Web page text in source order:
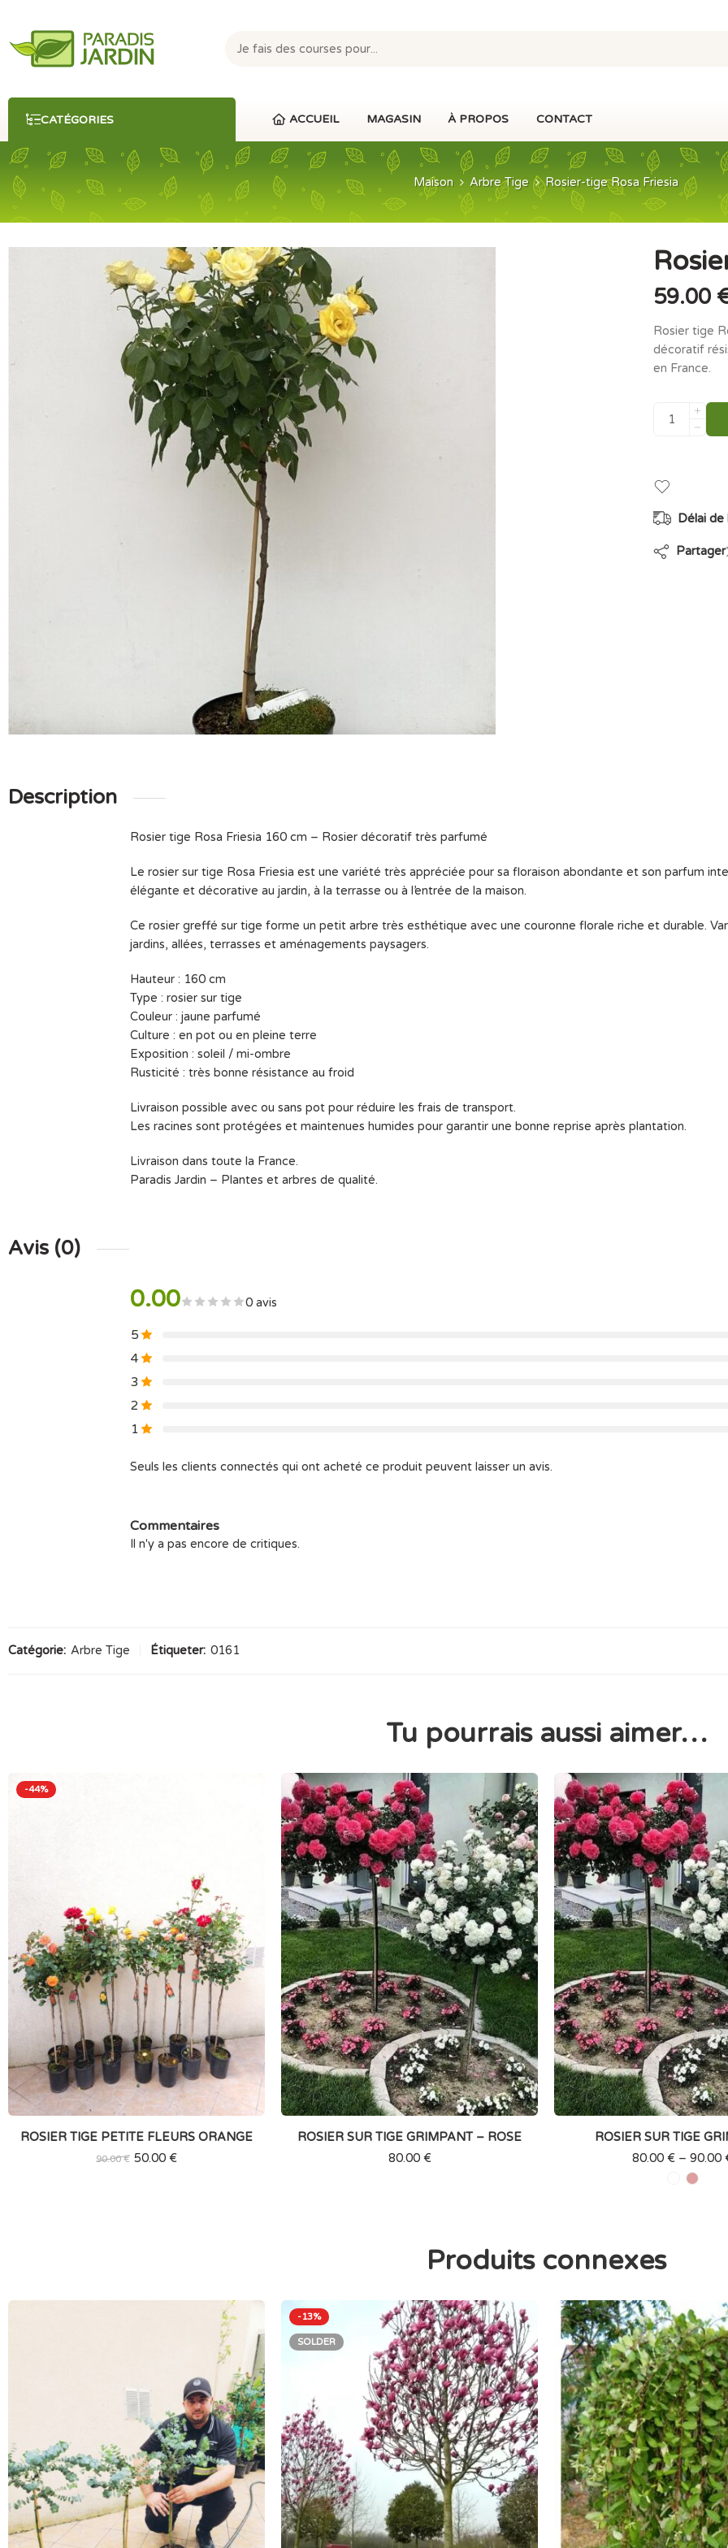
CATÉGORIES ACCUEIL MAGASIN À PROPOS CONTACT
Maison Arbre Tige Rosier-tige Rosa Friesia
59.00
Rosier tige
décoratif
en France.
Délai de
Partager
Description
Rosier tige Rosa Friesia 160 cm – Rosier décoratif très parfumé
Le rosier sur tige Rosa Friesia est une variété très appréciée pour sa floraison abondante et son parfum
élégante et décorative au jardin, à la terrasse ou à l’entrée de la maison.
Ce rosier greffé sur tige forme un petit arbre très esthétique avec une couronne florale riche et durable.
jardins, allées, terrasses et aménagements paysagers.
Hauteur : 160 cm
Type : rosier sur tige
Couleur : jaune parfumé
Culture : en pot ou en pleine terre
Exposition : soleil / mi-ombre
Rusticité : très bonne résistance au froid
Livraison possible avec ou sans pot pour réduire les frais de transport.
Les racines sont protégées et maintenues humides pour garantir une bonne reprise après plantation.
Livraison dans toute la France.
Paradis Jardin – Plantes et arbres de qualité.
Avis (0)
0.00 0 avis
5
4
3
2
1
Seuls les clients connectés qui ont acheté ce produit peuvent laisser un avis.
Commentaires
Il n'y a pas encore de critiques.
Catégorie: Arbre Tige Étiqueter: 0161
Tu pourrais aussi aimer…
-44%
ROSIER TIGE PETITE FLEURS ORANGE
90.00€ 50.00 €
ROSIER SUR TIGE GRIMPANT – ROSE
80.00 €
ROSIER SUR TIGE
80.00 € – 90.00
Produits connexes
-13%
SOLDER